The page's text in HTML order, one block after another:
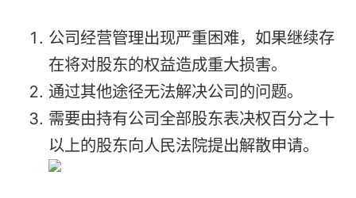
公司经营管理出现严重困难，如果继续存
在将对股东的权益造成重大损害。
通过其他途径无法解决公司的问题。
需要由持有公司全部股东表决权百分之十
以上的股东向人民法院提出解散申请。